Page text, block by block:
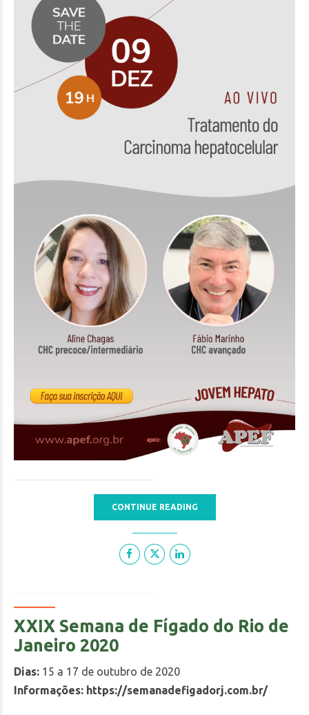
CONTINUE READING
XXIX Semana de Fígado do Rio de
Janeiro 2020
Dias: 15 a 17 de outubro de 2020
Informações: https://semanadefigadorj.com.br/